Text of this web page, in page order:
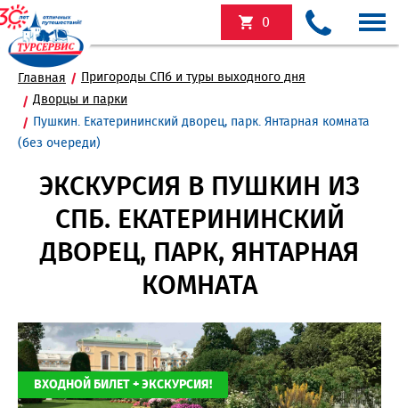
0
Главная
Пригороды СПб и туры выходного дня
Дворцы и парки
Пушкин. Екатерининский дворец, парк. Янтарная комната
(без очереди)
ЭКСКУРСИЯ В ПУШКИН ИЗ
СПБ. ЕКАТЕРИНИНСКИЙ
ДВОРЕЦ, ПАРК, ЯНТАРНАЯ
КОМНАТА
ВХОДНОЙ БИЛЕТ + ЭКСКУРСИЯ!